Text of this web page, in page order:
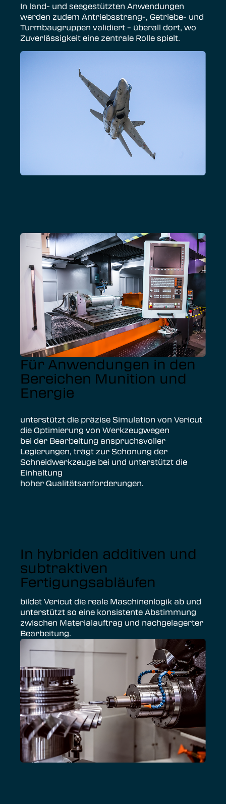
In land- und seegestützten Anwendungen
werden zudem Antriebsstrang-, Getriebe- und
Turmbaugruppen validiert – überall dort, wo
Zuverlässigkeit eine zentrale Rolle spielt.
Für Anwendungen in den
Bereichen Munition und
Energie
unterstützt die präzise Simulation von Vericut
die Optimierung von Werkzeugwegen
bei der Bearbeitung anspruchsvoller
Legierungen, trägt zur Schonung der
Schneidwerkzeuge bei und unterstützt die
Einhaltung
hoher Qualitätsanforderungen.
In hybriden additiven und
subtraktiven
Fertigungsabläufen
bildet Vericut die reale Maschinenlogik ab und
unterstützt so eine konsistente Abstimmung
zwischen Materialauftrag und nachgelagerter
Bearbeitung.